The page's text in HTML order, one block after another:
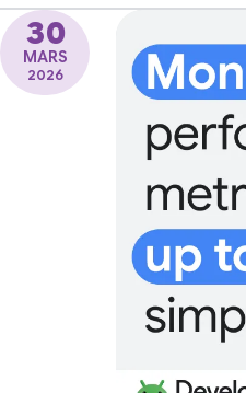
30
MARS
2026